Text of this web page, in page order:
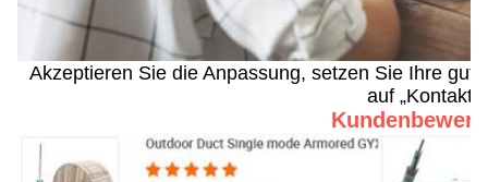
Akzeptieren Sie die Anpassung, setzen Sie Ihre
auf „Kontakt“.